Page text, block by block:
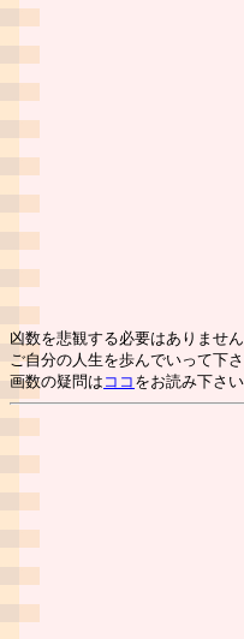
凶数を悲観する必要はありませ
ご自分の人生を歩んでいって下さ
画数の疑問は ココ をお読み下さい